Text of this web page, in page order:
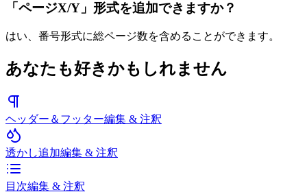
「ページX/Y」形式を追加できますか？
はい、番号形式に総ページ数を含めることができます。
あなたも好きかもしれません
ヘッダー＆フッター編集 & 注釈
透かし追加編集 & 注釈
目次編集 & 注釈